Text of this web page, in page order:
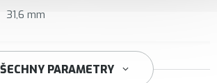
31,6 mm
34,9 mmPARAMETRY